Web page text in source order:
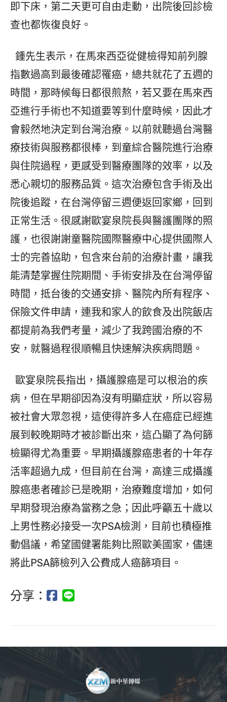
即下床，第二天更可自由走動，出院後回診檢
查也都恢復良好。
鍾先生表示，在馬來西亞從健檢得知前列腺
指數過高到最後確認罹癌，總共就花了五週的
時間，那時候每日都很煎熬，若又要在馬來西
亞進行手術也不知道要等到什麼時候，因此才
會毅然地決定到台灣治療。以前就聽過台灣醫
療技術與服務都很棒，到童綜合醫院進行治療
與住院過程，更感受到醫療團隊的效率，以及
悉心親切的服務品質。這次治療包含手術及出
院後追蹤，在台灣停留三週便返回家鄉，回到
正常生活。很感謝歐宴泉院長與醫護團隊的照
護，也很謝謝童醫院國際醫療中心提供國際人
士的完善協助，包含來台前的治療計畫，讓我
能清楚掌握住院期間、手術安排及在台灣停留
時間，抵台後的交通安排、醫院內所有程序、
保險文件申請，連我和家人的飲食及出院飯店
都提前為我們考量，減少了我跨國治療的不
安，就醫過程很順暢且快速解決疾病問題。
歐宴泉院長指出，攝護腺癌是可以根治的疾
病，但在早期卻因為沒有明顯症狀，所以容易
被社會大眾忽視，這使得許多人在癌症已經進
展到較晚期時才被診斷出來，這凸顯了為何篩
檢顯得尤為重要。早期攝護腺癌患者的十年存
活率超過九成，但目前在台灣，高達三成攝護
腺癌患者確診已是晚期，治療難度增加，如何
早期發現治療為當務之急；因此呼籲五十歲以
上男性務必接受一次PSA檢測，目前也積極推
動倡議，希望國健署能夠比照歐美國家，儘速
將此PSA篩檢列入公費成人癌篩項目。
分享：